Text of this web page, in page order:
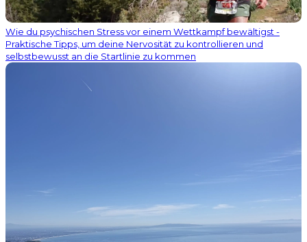
Wie du psychischen Stress vor einem Wettkampf bewältigst -
Praktische Tipps, um deine Nervosität zu kontrollieren und
selbstbewusst an die Startlinie zu kommen